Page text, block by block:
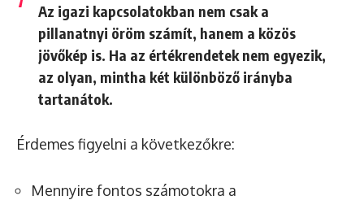
Az igazi kapcsolatokban nem csak a
pillanatnyi öröm számít, hanem a közös
jövőkép is. Ha az értékrendetek nem egyezik,
az olyan, mintha két különböző irányba
tartanátok.
Érdemes figyelni a következőkre:
Mennyire fontos számotokra a